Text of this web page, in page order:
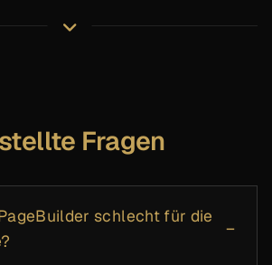
Fragen
schlecht für die